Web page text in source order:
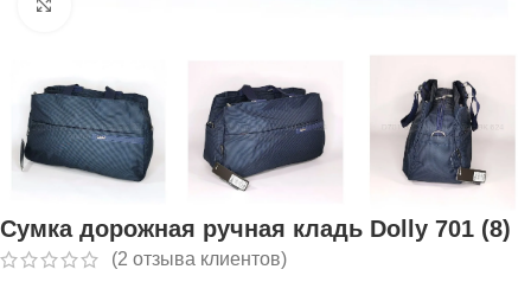
Сумка дорожная ручная кладь Dolly 701 (8)
(2 отзыва клиентов)